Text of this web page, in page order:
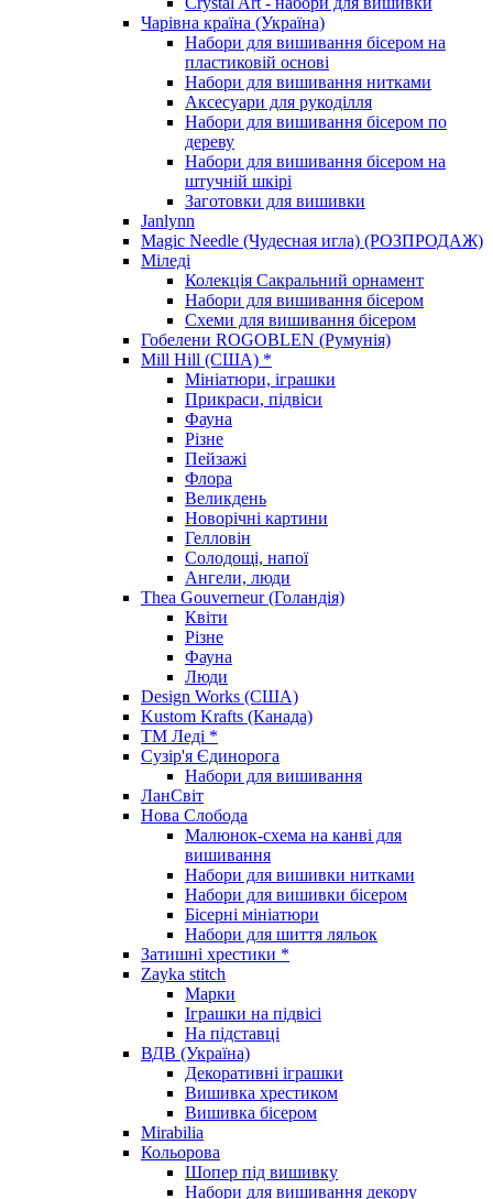
Чарівна країна (Україна)
Набори для вишивання бісером на
пластиковій основі
Набори для вишивання нитками
Аксесуари для рукоділля
Набори для вишивання бісером по
дереву
Набори для вишивання бісером на
штучній шкірі
Заготовки для вишивки
Janlynn
Magic Needle (Чудесная игла) (РОЗПРОДАЖ)
Міледі
Колекція Сакральний орнамент
Набори для вишивання бісером
Схеми для вишивання бісером
Гобелени ROGOBLEN (Румунія)
Mill Hill (США) *
Мініатюри, іграшки
Прикраси, підвіси
Фауна
Різне
Пейзажі
Флора
Великдень
Новорічні картини
Гелловін
Солодощі, напої
Ангели, люди
Thea Gouverneur (Голандія)
Квіти
Різне
Фауна
Люди
Design Works (США)
Kustom Krafts (Канада)
ТМ Леді *
Сузір'я Єдинорога
Набори для вишивання
ЛанСвіт
Нова Слобода
Малюнок-схема на канві для
вишивання
Набори для вишивки нитками
Набори для вишивки бісером
Бісерні мініатюри
Набори для шиття ляльок
Затишні хрестики *
Zayka stitch
Марки
Іграшки на підвісі
На підставці
ВДВ (Україна)
Декоративні іграшки
Вишивка хрестиком
Вишивка бісером
Mirabilia
Кольорова
Шопер під вишивку
Набори для вишивання декору